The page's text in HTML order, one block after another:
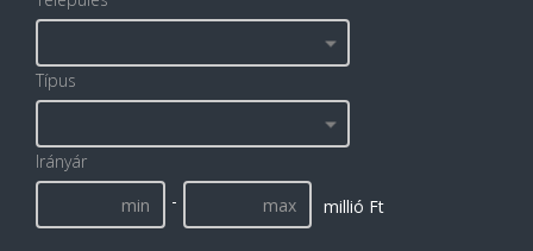
Típus
Irányár
-
millió Ft